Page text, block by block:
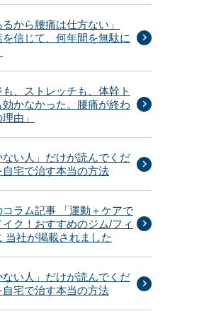
るから腰痛は仕方ない」
信じて、何年間を無駄に
も、ストレッチも、体幹ト
効かなかった。腰痛が終わ
由」
ない人」だけが読んでくだ
自宅で治す本当の方法
コラム記事 「運動＋ケアで
ク！おすすめのジム/フィ
当社が掲載されました
ない人」だけが読んでくだ
自宅で治す本当の方法